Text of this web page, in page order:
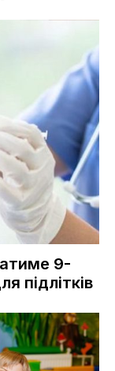
9-
підлітків